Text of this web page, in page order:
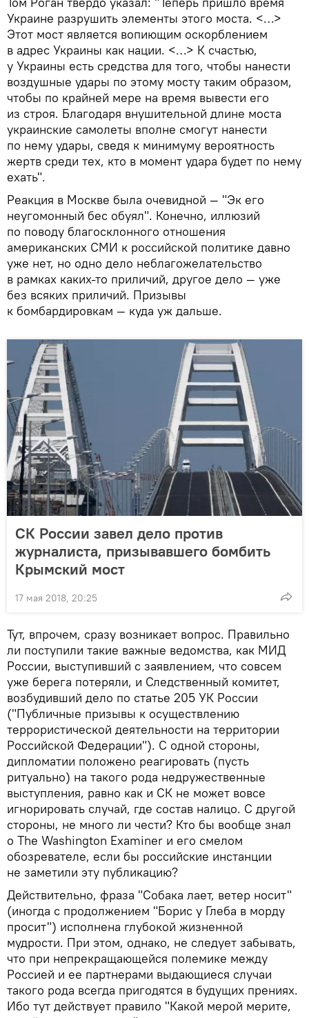
Украине разрушить элементы этого моста. <…>
Этот мост является вопиющим оскорблением
в адрес Украины как нации. <…> К счастью,
у Украины есть средства для того, чтобы нанести
воздушные удары по этому мосту таким образом,
чтобы по крайней мере на время вывести его
из строя. Благодаря внушительной длине моста
украинские самолеты вполне смогут нанести
по нему удары, сведя к минимуму вероятность
жертв среди тех, кто в момент удара будет по нему
ехать".
Реакция в Москве была очевидной — "Эк его
неугомонный бес обуял". Конечно, иллюзий
по поводу благосклонного отношения
американских СМИ к российской политике давно
уже нет, но одно дело неблагожелательство
в рамках каких-то приличий, другое дело — уже
без всяких приличий. Призывы
к бомбардировкам — куда уж дальше.
СК России завел дело против
журналиста, призывавшего бомбить
Крымский мост
17 мая 2018, 20:25
Тут, впрочем, сразу возникает вопрос. Правильно
ли поступили такие важные ведомства, как МИД
России, выступивший с заявлением, что совсем
уже берега потеряли, и Следственный комитет,
возбудивший дело по статье 205 УК России
("Публичные призывы к осуществлению
террористической деятельности на территории
Российской Федерации"). С одной стороны,
дипломатии положено реагировать (пусть
ритуально) на такого рода недружественные
выступления, равно как и СК не может вовсе
игнорировать случай, где состав налицо. С другой
стороны, не много ли чести? Кто бы вообще знал
о The Washington Examiner и его смелом
обозревателе, если бы российские инстанции
не заметили эту публикацию?
Действительно, фраза "Собака лает, ветер носит"
(иногда с продолжением "Борис у Глеба в морду
просит") исполнена глубокой жизненной
мудрости. При этом, однако, не следует забывать,
что при непрекращающейся полемике между
Россией и ее партнерами выдающиеся случаи
такого рода всегда пригодятся в будущих прениях.
Ибо тут действует правило "Какой мерой мерите,